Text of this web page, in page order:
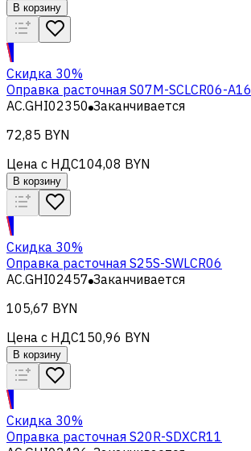
В корзину
Скидка 30%
Оправка расточная S07M-SCLCR06-A16
AC.GHI02350 Заканчивается
72,85 BYN
Цена с НДС104,08 BYN
В корзину
Скидка 30%
Оправка расточная S25S-SWLCR06
AC.GHI02457 Заканчивается
105,67 BYN
Цена с НДС150,96 BYN
В корзину
Скидка 30%
Оправка расточная S20R-SDXCR11